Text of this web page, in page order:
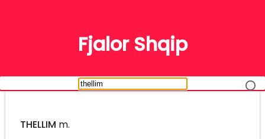
Fjalor Shqip
THELLIM m.